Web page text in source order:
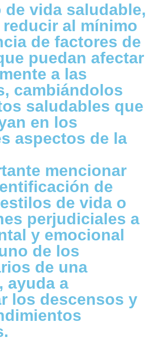
de vida saludable,
al mínimo
de factores de
puedan afectar
a las
cambiándolos
saludables que
en los
aspectos de la
mencionar
de
de vida o
perjudiciales a
y emocional
de los
de una
ayuda a
los descensos y